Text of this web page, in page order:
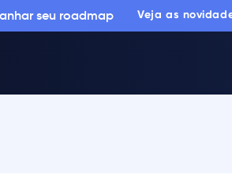
seu roadmap Veja as